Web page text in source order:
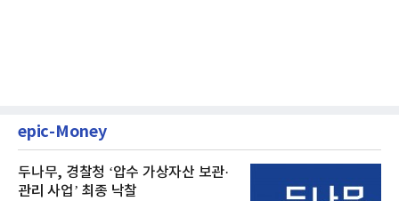
epic-Money
두나무, 경찰청 ‘압수 가상자산 보관·
관리 사업’ 최종 낙찰